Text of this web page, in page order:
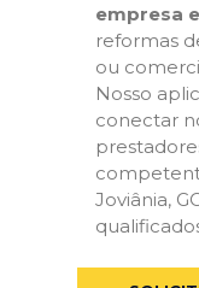
empresa
reformas
ou
Nosso
conectar
Joviânia,